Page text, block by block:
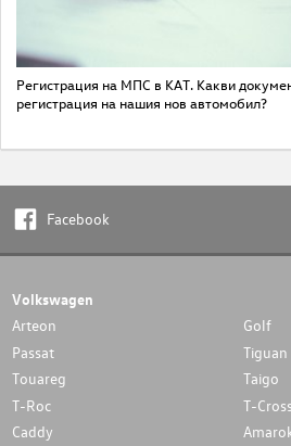
Регистрация на МПС в КАТ. Какви
регистрация на нашия нов автомобил?
Facebook
Volkswagen
Arteon
Golf
Passat
Tiguan
Touareg
Taigo
T-Roc
T-Cross
Caddy